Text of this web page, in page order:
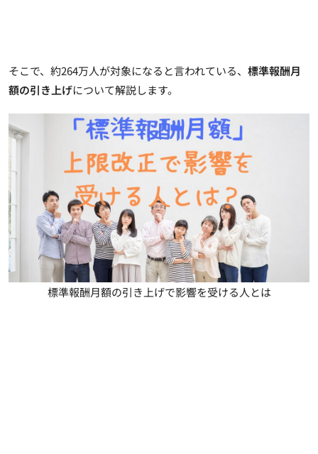
そこで、約264万人が対象になると言われている、 標準報酬月
額の引き上げについて解説します。
標準報酬月額の引き上げで影響を受ける人とは